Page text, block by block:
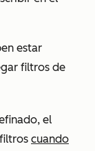
estar
filtros de
el
cuando